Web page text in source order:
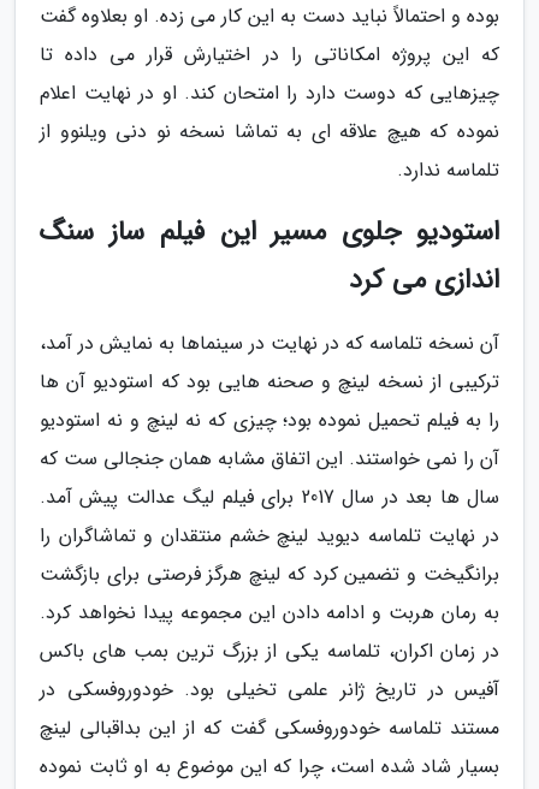
بوده و احتمالاً نباید دست به این کار می زده. او بعلاوه گفت
که این پروژه امکاناتی را در اختیارش قرار می داده تا
چیزهایی که دوست دارد را امتحان کند. او در نهایت اعلام
نموده که هیچ علاقه ای به تماشا نسخه نو دنی ویلنوو از
تلماسه ندارد.
استودیو جلوی مسیر این فیلم ساز سنگ
اندازی می کرد
آن نسخه تلماسه که در نهایت در سینماها به نمایش در آمد،
ترکیبی از نسخه لینچ و صحنه هایی بود که استودیو آن ها
را به فیلم تحمیل نموده بود؛ چیزی که نه لینچ و نه استودیو
آن را نمی خواستند. این اتفاق مشابه همان جنجالی ست که
سال ها بعد در سال 2017 برای فیلم لیگ عدالت پیش آمد.
در نهایت تلماسه دیوید لینچ خشم منتقدان و تماشاگران را
برانگیخت و تضمین کرد که لینچ هرگز فرصتی برای بازگشت
به رمان هربت و ادامه دادن این مجموعه پیدا نخواهد کرد.
در زمان اکران، تلماسه یکی از بزرگ ترین بمب های باکس
آفیس در تاریخ ژانر علمی تخیلی بود. خودوروفسکی در
مستند تلماسه خودوروفسکی گفت که از این بداقبالی لینچ
بسیار شاد شده است، چرا که این موضوع به او ثابت نموده